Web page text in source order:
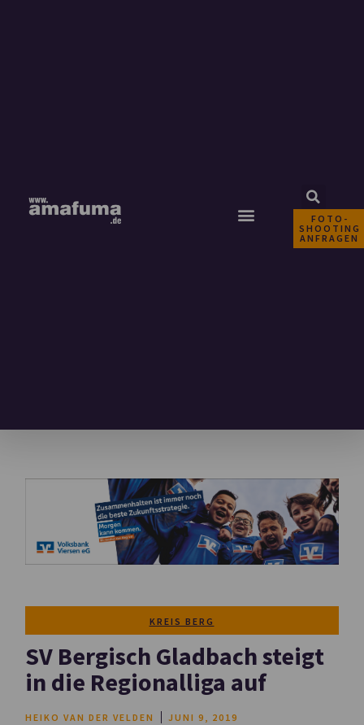
FOTO-
SHOOTING
ANFRAGEN
KREIS BERG
SV Bergisch Gladbach steigt
in die Regionalliga auf
HEIKO VAN DER VELDEN JUNI 9, 2019